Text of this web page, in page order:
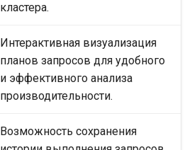
кластера.
Интерактивная визуализация
планов запросов для удобного
и эффективного анализа
производительности.
Возможность сохранения